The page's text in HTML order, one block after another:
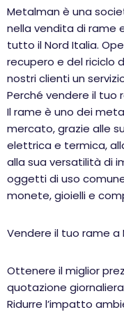
Metalman è una
nella vendita di rame
tutto il Nord Italia.
recupero e del riciclo
nostri clienti un
Perché vendere il tuo
Il rame è uno dei
mercato, grazie alle
elettrica e termica,
alla sua versatilità di
oggetti di uso
monete, gioielli e
Vendere il tuo rame
Ottenere il miglior
quotazione
Ridurre l’impatto